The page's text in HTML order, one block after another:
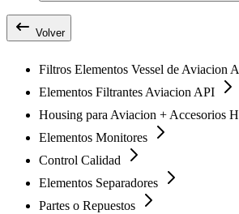
Volver
Filtros Elementos Vessel de Aviacion
Elementos Filtrantes Aviacion API
Housing para Aviacion + Accesorios
Elementos Monitores
Control Calidad
Elementos Separadores
Partes o Repuestos